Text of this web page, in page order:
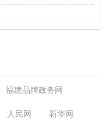
福建品牌政务网
人民网 新华网